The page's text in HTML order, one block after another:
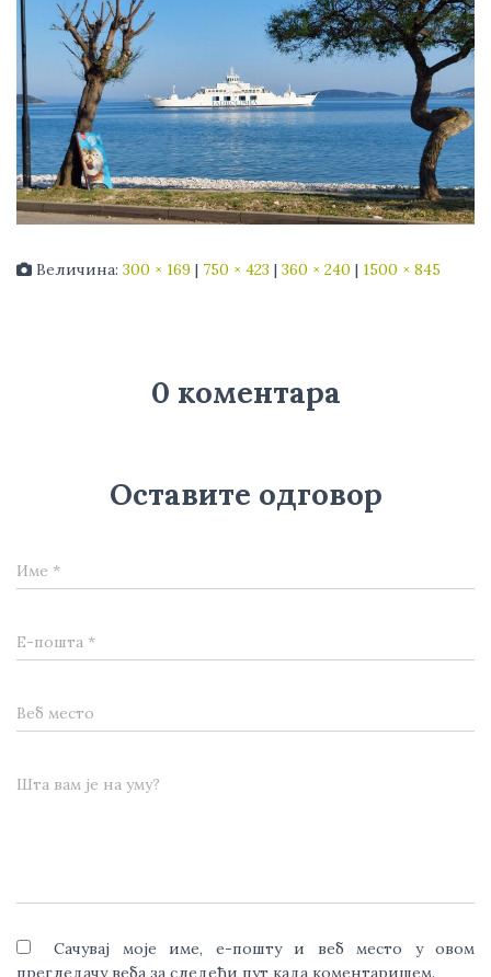
Величина: 300 × 169 | 750 × 423 | 360 × 240 | 1500 × 845
0 коментара
Оставите одговор
Име *
Е-пошта *
Веб место
Шта вам је на уму?
Сачувај моје име, е-пошту и веб место у овом
прегледачу веба за следећи пут када коментаришем.